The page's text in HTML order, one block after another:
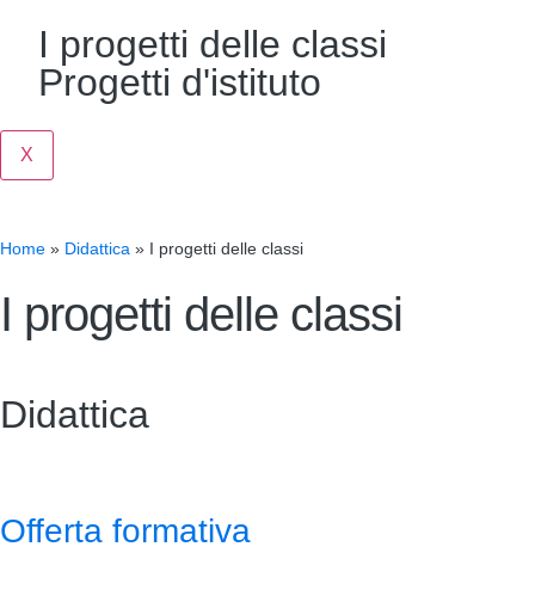
I progetti delle classi
Progetti d'istituto
X
Home » Didattica » I progetti delle classi
I progetti delle classi
Didattica
Offerta formativa